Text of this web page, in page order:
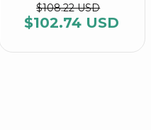
$108.22 USD
$102.74 USD